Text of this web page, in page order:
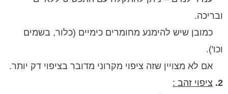
שיש להימנע מחומרים כימיים (כלור, בשמים
שזה ציפוי מקרוני מדובר בציפוי דק יותר.
זהב :